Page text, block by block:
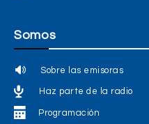
Somos
Sobre las emisoras
Haz parte de la radio
Programación